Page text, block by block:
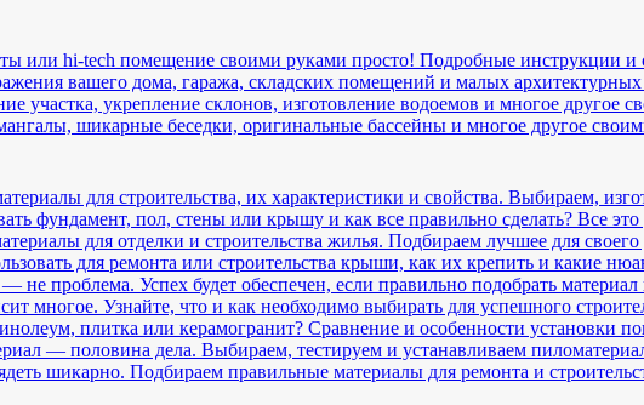
или hi-tech помещение своими руками просто! Подробные инструкции и
вашего дома, гаража, складских помещений и малых
участка, укрепление склонов, изготовление водоемов и многое другое
шикарные беседки, оригинальные бассейны и многое другое
для строительства, их характеристики и свойства. Выбираем,
фундамент, пол, стены или крышу и как все правильно сделать? Все это
для отделки и строительства жилья. Подбираем лучшее для
для ремонта или строительства крыши, как их крепить и какие
не проблема. Успех будет обеспечен, если правильно подобрать
многое. Узнайте, что и как необходимо выбирать для успешного
плитка или керамогранит? Сравнение и особенности установки
— половина дела. Выбираем, тестируем и устанавливаем
шикарно. Подбираем правильные материалы для ремонта и